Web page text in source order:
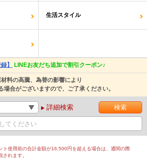
生活スタイル
】 LINEお友だち追加で割引クーポン♪
材料の高騰、為替の影響により
場合がございますので、ご了承ください。
詳細検索
ト使用前の合計金額が16,500円を超える場合は、通関の際
されます。